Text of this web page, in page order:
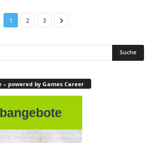
1 2 3
powered by Games Career